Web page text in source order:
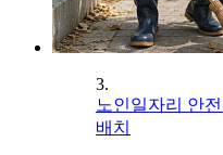
3.
노인일자리 안
배치